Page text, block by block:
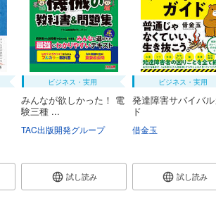
ビジネス・実用
みんなが欲しかった！ 電
験三種 ...
TAC出版開発グループ
試し読み
ビジネス・実用
発達障害サバイバ
ド
借金玉
試し読み